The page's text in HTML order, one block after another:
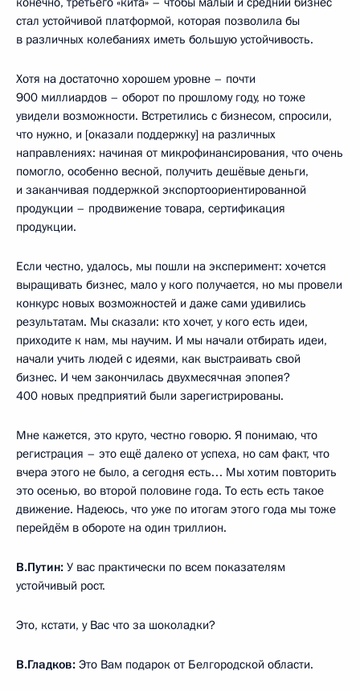
стал устойчивой платформой, которая позволила бы
в различных колебаниях иметь большую устойчивость.
Хотя на достаточно хорошем уровне – почти
900 миллиардов – оборот по прошлому году, но тоже
увидели возможности. Встретились с бизнесом, спросили,
что нужно, и [оказали поддержку] на различных
направлениях: начиная от микрофинансирования, что очень
помогло, особенно весной, получить дешёвые деньги,
и заканчивая поддержкой экспортоориентированной
продукции – продвижение товара, сертификация
продукции.
Если честно, удалось, мы пошли на эксперимент: хочется
выращивать бизнес, мало у кого получается, но мы провели
конкурс новых возможностей и даже сами удивились
результатам. Мы сказали: кто хочет, у кого есть идеи,
приходите к нам, мы научим. И мы начали отбирать идеи,
начали учить людей с идеями, как выстраивать свой
бизнес. И чем закончилась двухмесячная эпопея?
400 новых предприятий были зарегистрированы.
Мне кажется, это круто, честно говорю. Я понимаю, что
регистрация – это ещё далеко от успеха, но сам факт, что
вчера этого не было, а сегодня есть… Мы хотим повторить
это осенью, во второй половине года. То есть есть такое
движение. Надеюсь, что уже по итогам этого года мы тоже
перейдём в обороте на один триллион.
В.Путин: У вас практически по всем показателям
устойчивый рост.
Это, кстати, у Вас что за шоколадки?
В.Гладков: Это Вам подарок от Белгородской области.